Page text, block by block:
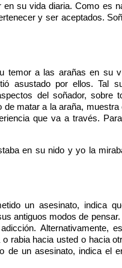
su vida diaria. Como es
y ser aceptados.
temor a las arañas en su
asustado por ellos. Tal
del soñador, sobre
matar a la araña, muestra
que va a través.
en su nido yyo la
un asesinato, indica
antiguos modos de
Alternativamente,
rabia hacia usted o hacia
de unasesinato, indica el